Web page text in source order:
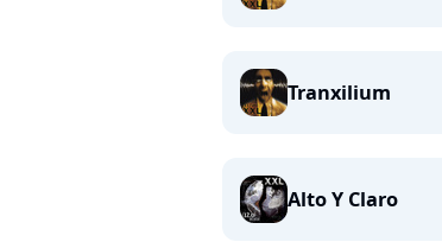
Tranxilium
Alto Y Claro